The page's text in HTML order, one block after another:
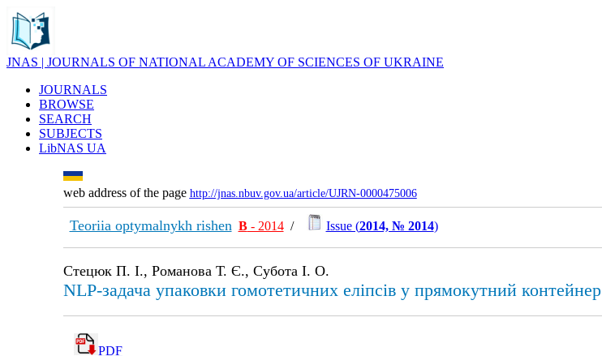
JNAS | JOURNALS OF NATIONAL ACADEMY OF SCIENCES OF UKRAINE
JOURNALS
BROWSE
SEARCH
SUBJECTS
LibNAS UA
web address of the page http://jnas.nbuv.gov.ua/article/UJRN-0000475006
Teoriia optymalnykh rishen В- 2014/ Issue (2014, № 2014)
Стецюк П. І., Романова Т. Є., Субота І. О.
NLP-задача упаковки гомотетичних еліпсів у прямокутний контейнер
PDF